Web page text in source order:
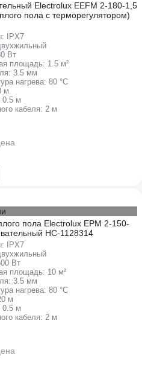
Electrolux EEFM 2-180-1,5
пола c терморегулятором)
IPХ7
Вт
площадь: 1.5 м²
3.5 мм
нагрева: 80 °С
м
0.5 м
кабеля: 2 м
пола Electrolux EPM 2-150-
НС-1128314
IPХ7
Вт
площадь: 10 м²
3.5 мм
нагрева: 80 °С
м
0.5 м
кабеля: 2 м